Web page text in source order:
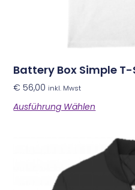
Battery Box Simple
€ 56,00 inkl. Mwst
Ausführung Wählen